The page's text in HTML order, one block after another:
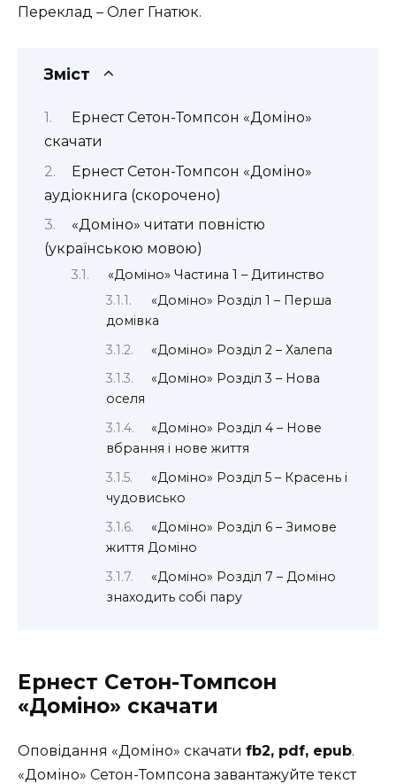
Переклад – Олег Гнатюк.
Зміст
Ернест Сетон-Томпсон «Доміно»
скачати
Ернест Сетон-Томпсон «Доміно»
аудіокнига (скорочено)
«Доміно» читати повністю
(українською мовою)
«Доміно» Частина 1 – Дитинство
«Доміно» Розділ 1 – Перша
домівка
«Доміно» Розділ 2 – Халепа
«Доміно» Розділ 3 – Нова
оселя
«Доміно» Розділ 4 – Нове
вбрання і нове життя
«Доміно» Розділ 5 – Красень і
чудовисько
«Доміно» Розділ 6 – Зимове
життя Доміно
«Доміно» Розділ 7 – Доміно
знаходить собі пару
Ернест Сетон-Томпсон
«Доміно» скачати
Оповідання «Доміно» скачати fb2, pdf, epub.
«Доміно» Сетон-Томпсона завантажуйте текст